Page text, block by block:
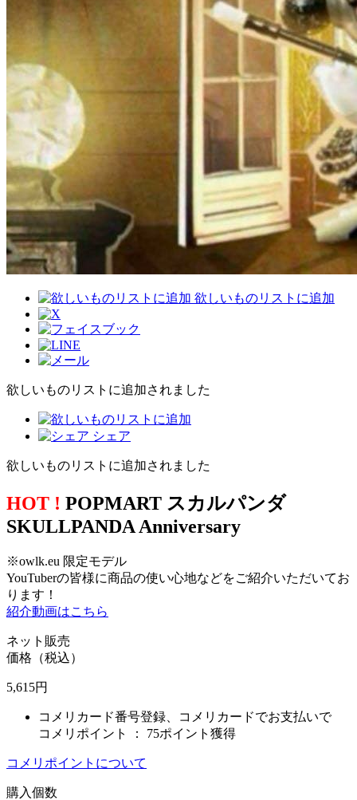
欲しいものリストに追加
欲しいものリストに追加されました
シェア
欲しいものリストに追加されました
HOT ! POPMART スカルパンダ
SKULLPANDA Anniversary
※owlk.eu 限定モデル
YouTuberの皆様に商品の使い心地などをご紹介いただいてお
ります！
紹介動画はこちら
ネット販売
価格（税込）
5,615円
コメリカード番号登録、コメリカードでお支払いで
コメリポイント ： 75ポイント獲得
コメリポイントについて
購入個数